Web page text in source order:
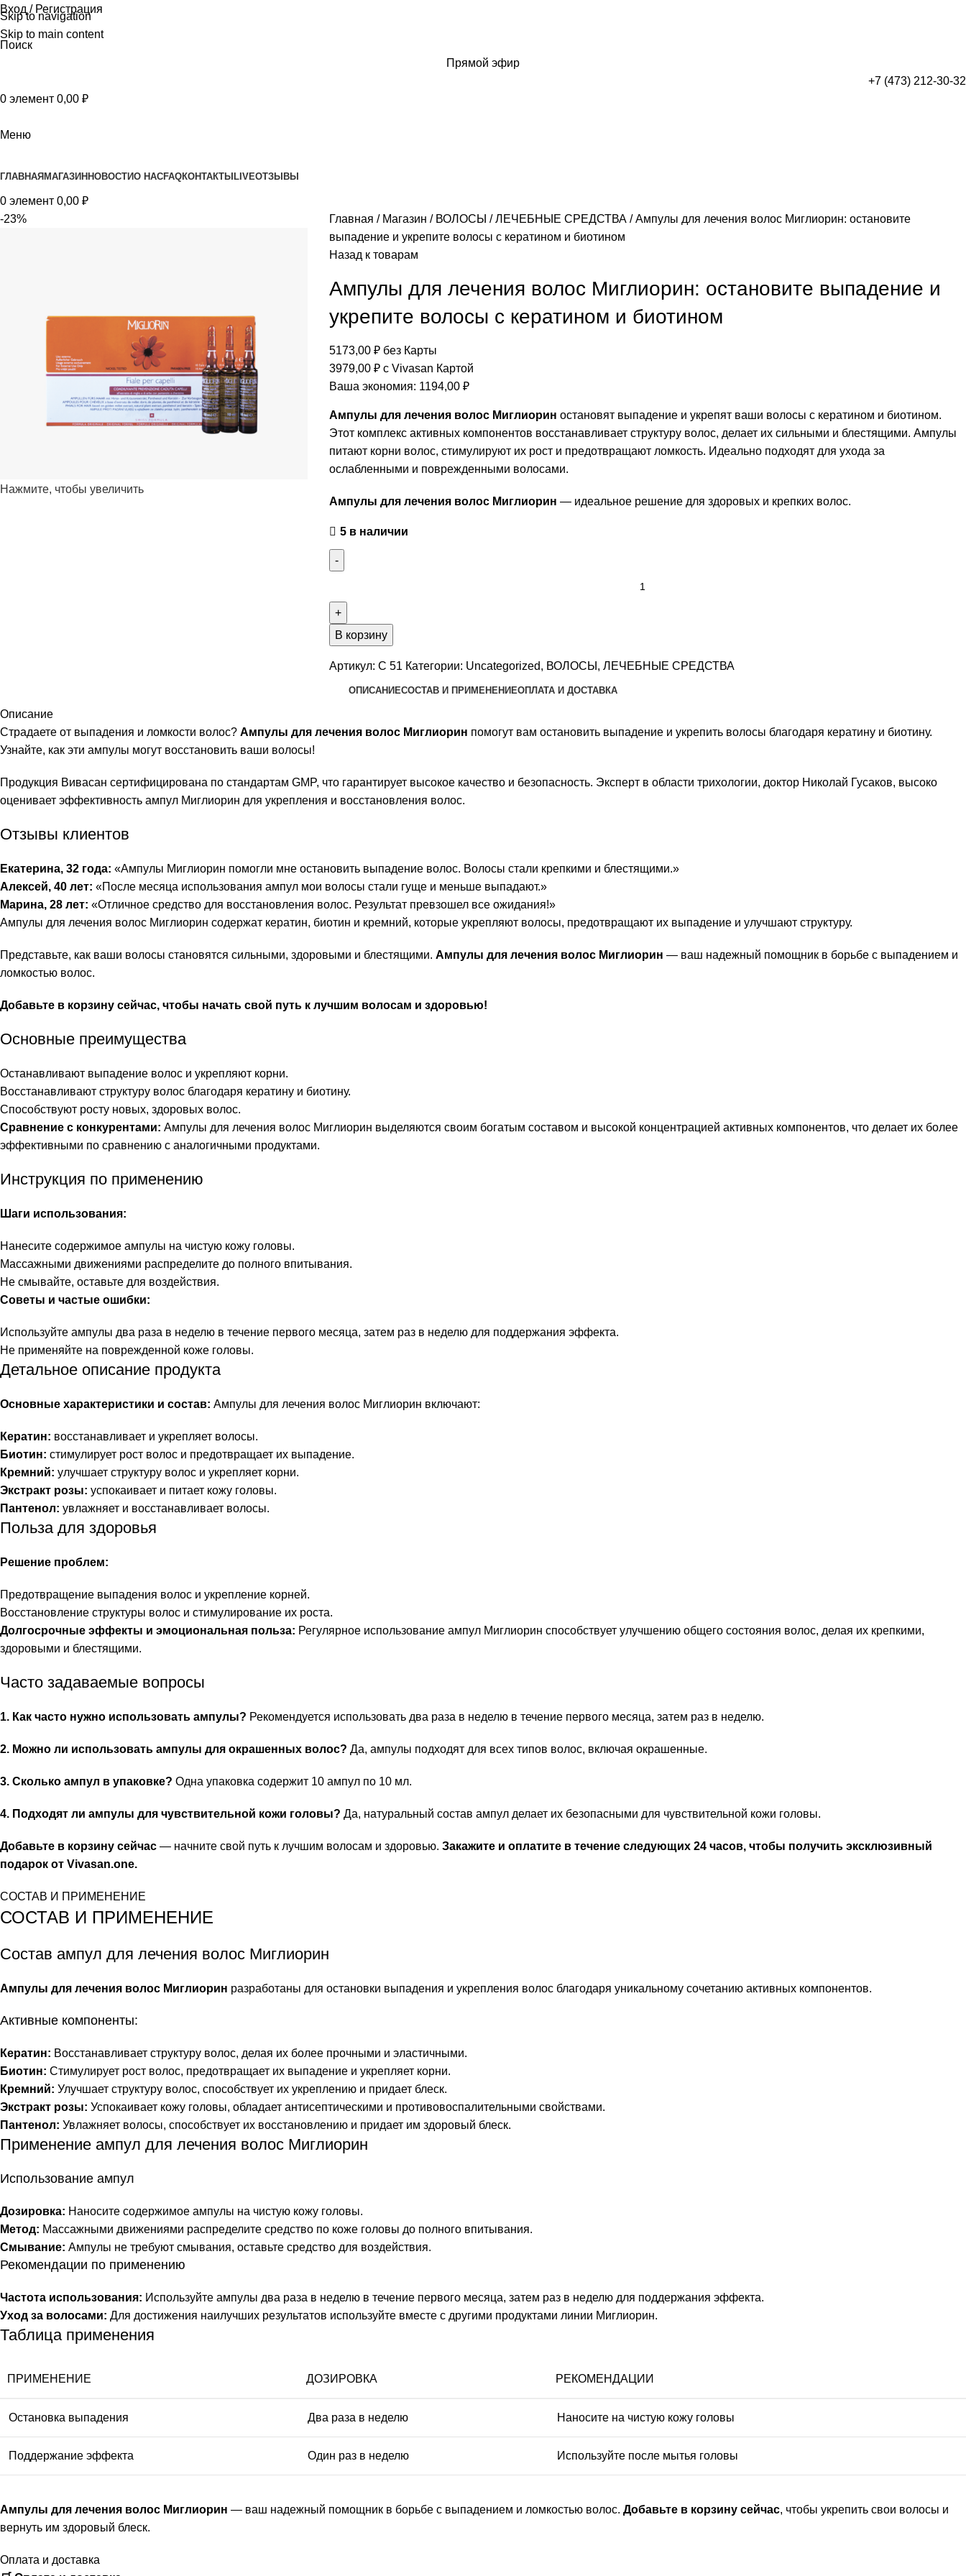
Skip to navigation
Skip to main content
Вход / Регистрация
Поиск
Прямой эфир
+7 (473) 212-30-32
0 элемент 0,00 ₽
Меню
ГЛАВНАЯ МАГАЗИН НОВОСТИО НАСFAQКОНТАКТЫ LIVEОТЗЫВЫ
0 элемент 0,00 ₽
-23%
Нажмите, чтобы увеличить
Главная Магазин ВОЛОСЫ ЛЕЧЕБНЫЕ СРЕДСТВА
Ампулы для лечения волос Миглиорин: остановите
выпадение и укрепите волосы с кератином и биотином
Назад к товарам
Ампулы для лечения волос Миглиорин: остановите выпадение и
укрепите волосы с кератином и биотином
5173,00 ₽ без Карты
3979,00 ₽ с Vivasan Картой
Ваша экономия: 1194,00 ₽
Ампулы для лечения волос Миглиорин остановят выпадение и укрепят ваши волосы с кератином и биотином.
Этот комплекс активных компонентов восстанавливает структуру волос, делает их сильными и блестящими. Ампулы
питают корни волос, стимулируют их рост и предотвращают ломкость. Идеально подходят для ухода за
ослабленными и поврежденными волосами.
Ампулы для лечения волос Миглиорин — идеальное решение для здоровых и крепких волос.
5 в наличии
В корзину
Артикул: C 51 Категории: Uncategorized, ВОЛОСЫ , ЛЕЧЕБНЫЕ СРЕДСТВА
ОПИСАНИЕСОСТАВ И ПРИМЕНЕНИЕОПЛАТА И ДОСТАВКА
Описание
Страдаете от выпадения и ломкости волос? Ампулы для лечения волос Миглиорин помогут вам остановить выпадение и укрепить волосы благодаря кератину и биотину.
Узнайте, как эти ампулы могут восстановить ваши волосы!
Продукция Вивасан сертифицирована по стандартам GMP, что гарантирует высокое качество и безопасность. Эксперт в области трихологии, доктор Николай Гусаков, высоко
оценивает эффективность ампул Миглиорин для укрепления и восстановления волос.
Отзывы клиентов
Екатерина, 32 года: «Ампулы Миглиорин помогли мне остановить выпадение волос. Волосы стали крепкими и блестящими.»
Алексей, 40 лет: «После месяца использования ампул мои волосы стали гуще и меньше выпадают.»
Марина, 28 лет: «Отличное средство для восстановления волос. Результат превзошел все ожидания!»
Ампулы для лечения волос Миглиорин содержат кератин, биотин и кремний, которые укрепляют волосы, предотвращают их выпадение и улучшают структуру.
Представьте, как ваши волосы становятся сильными, здоровыми и блестящими. Ампулы для лечения волос Миглиорин — ваш надежный помощник в борьбе с выпадением и
ломкостью волос.
Добавьте в корзину сейчас, чтобы начать свой путь к лучшим волосам и здоровью!
Основные преимущества
Останавливают выпадение волос и укрепляют корни.
Восстанавливают структуру волос благодаря кератину и биотину.
Способствуют росту новых, здоровых волос.
Сравнение с конкурентами: Ампулы для лечения волос Миглиорин выделяются своим богатым составом и высокой концентрацией активных компонентов, что делает их более
эффективными по сравнению с аналогичными продуктами.
Инструкция по применению
Шаги использования:
Нанесите содержимое ампулы на чистую кожу головы.
Массажными движениями распределите до полного впитывания.
Не смывайте, оставьте для воздействия.
Советы и частые ошибки:
Используйте ампулы два раза в неделю в течение первого месяца, затем раз в неделю для поддержания эффекта.
Не применяйте на поврежденной коже головы.
Детальное описание продукта
Основные характеристики и состав: Ампулы для лечения волос Миглиорин включают:
Кератин: восстанавливает и укрепляет волосы.
Биотин: стимулирует рост волос и предотвращает их выпадение.
Кремний: улучшает структуру волос и укрепляет корни.
Экстракт розы: успокаивает и питает кожу головы.
Пантенол: увлажняет и восстанавливает волосы.
Польза для здоровья
Решение проблем:
Предотвращение выпадения волос и укрепление корней.
Восстановление структуры волос и стимулирование их роста.
Долгосрочные эффекты и эмоциональная польза: Регулярное использование ампул Миглиорин способствует улучшению общего состояния волос, делая их крепкими,
здоровыми и блестящими.
Часто задаваемые вопросы
1. Как часто нужно использовать ампулы? Рекомендуется использовать два раза в неделю в течение первого месяца, затем раз в неделю.
2. Можно ли использовать ампулы для окрашенных волос? Да, ампулы подходят для всех типов волос, включая окрашенные.
3. Сколько ампул в упаковке? Одна упаковка содержит 10 ампул по 10 мл.
4. Подходят ли ампулы для чувствительной кожи головы? Да, натуральный состав ампул делает их безопасными для чувствительной кожи головы.
Добавьте в корзину сейчас — начните свой путь к лучшим волосам и здоровью. Закажите и оплатите в течение следующих 24 часов, чтобы получить эксклюзивный
подарок от Vivasan.one.
СОСТАВ И ПРИМЕНЕНИЕ
СОСТАВ И ПРИМЕНЕНИЕ
Состав ампул для лечения волос Миглиорин
Ампулы для лечения волос Миглиорин разработаны для остановки выпадения и укрепления волос благодаря уникальному сочетанию активных компонентов.
Активные компоненты:
Кератин: Восстанавливает структуру волос, делая их более прочными и эластичными.
Биотин: Стимулирует рост волос, предотвращает их выпадение и укрепляет корни.
Кремний: Улучшает структуру волос, способствует их укреплению и придает блеск.
Экстракт розы: Успокаивает кожу головы, обладает антисептическими и противовоспалительными свойствами.
Пантенол: Увлажняет волосы, способствует их восстановлению и придает им здоровый блеск.
Применение ампул для лечения волос Миглиорин
Использование ампул
Дозировка: Наносите содержимое ампулы на чистую кожу головы.
Метод: Массажными движениями распределите средство по коже головы до полного впитывания.
Смывание: Ампулы не требуют смывания, оставьте средство для воздействия.
Рекомендации по применению
Частота использования: Используйте ампулы два раза в неделю в течение первого месяца, затем раз в неделю для поддержания эффекта.
Уход за волосами: Для достижения наилучших результатов используйте вместе с другими продуктами линии Миглиорин.
Таблица применения
ПРИМЕНЕНИЕ ДОЗИРОВКА РЕКОМЕНДАЦИИ
Остановка выпадения Два раза в неделю Наносите на чистую кожу головы
Поддержание эффекта Один раз в неделю Используйте после мытья головы
Ампулы для лечения волос Миглиорин — ваш надежный помощник в борьбе с выпадением и ломкостью волос. Добавьте в корзину сейчас, чтобы укрепить свои волосы и
вернуть им здоровый блеск.
Оплата и доставка